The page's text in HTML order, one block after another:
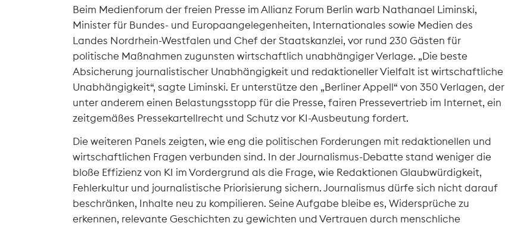
Beim Medienforum der freien Presse im Allianz Forum Berlin warb Nathanael Liminski,
Minister für Bundes- und Europaangelegenheiten, Internationales sowie Medien des
Landes Nordrhein-Westfalen und Chef der Staatskanzlei, vor rund 230 Gästen für
politische Maßnahmen zugunsten wirtschaftlich unabhängiger Verlage. „Die beste
Absicherung journalistischer Unabhängigkeit und redaktioneller Vielfalt ist wirtschaftliche
Unabhängigkeit“, sagte Liminski. Er unterstütze den „Berliner Appell“ von 350 Verlagen, der
unter anderem einen Belastungsstopp für die Presse, fairen Pressevertrieb im Internet, ein
zeitgemäßes Pressekartellrecht und Schutz vor KI-Ausbeutung fordert.
Die weiteren Panels zeigten, wie eng die politischen Forderungen mit redaktionellen und
wirtschaftlichen Fragen verbunden sind. In der Journalismus-Debatte stand weniger die
bloße Effizienz von KI im Vordergrund als die Frage, wie Redaktionen Glaubwürdigkeit,
Fehlerkultur und journalistische Priorisierung sichern. Journalismus dürfe sich nicht darauf
beschränken, Inhalte neu zu kompilieren. Seine Aufgabe bleibe es, Widersprüche zu
erkennen, relevante Geschichten zu gewichten und Vertrauen durch menschliche